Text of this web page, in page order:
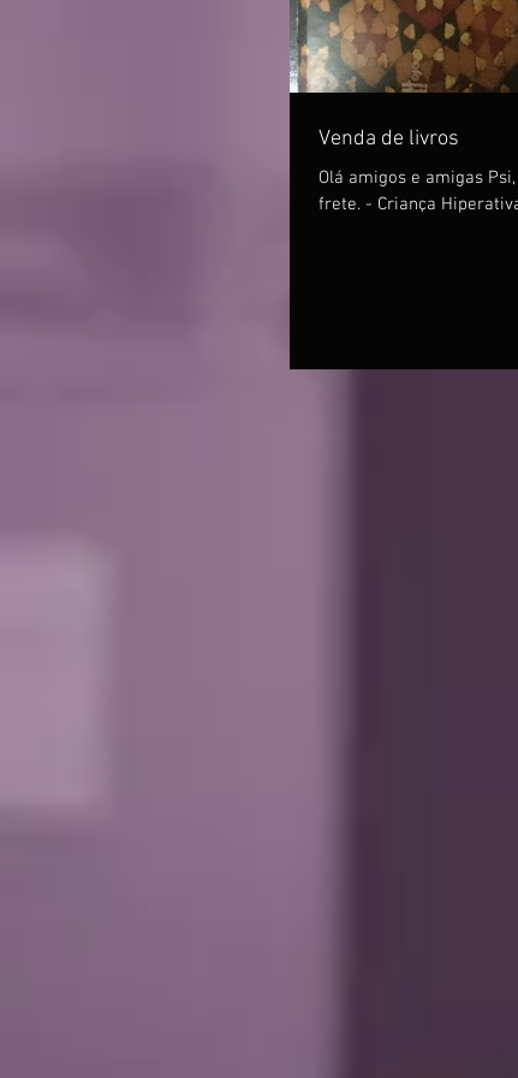
Venda de livros
Olá amigos e amigas
frete. - Criança